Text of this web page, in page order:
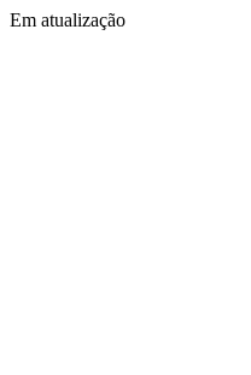
Em atualização